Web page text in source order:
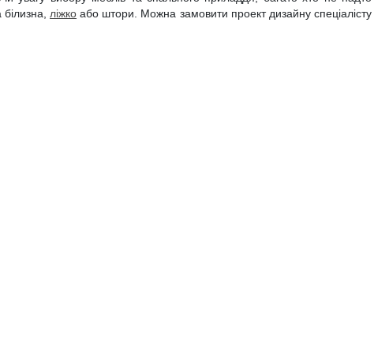
ліжко або штори. Можна замовити проект дизайну спеціалісту